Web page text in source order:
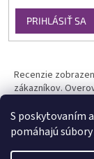
S poskytovaním
pomáhajú súbory
PRIHLÁSIŤ SA
Recenzie
zákazníkov.